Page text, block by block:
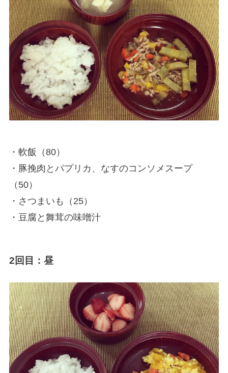
・軟飯（80）
・豚挽肉とパプリカ、なすのコンソメスープ
（50）
・さつまいも（25）
・豆腐と舞茸の味噌汁
2回目：昼